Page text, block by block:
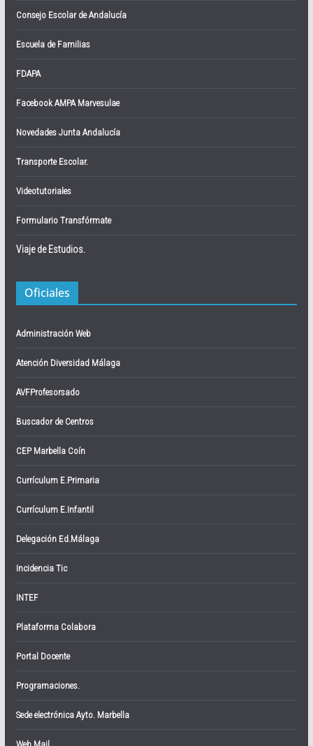
Consejo Escolar de Andalucía
Escuela de Familias
FDAPA
Facebook AMPA Marvesulae
Novedades Junta Andalucía
Transporte Escolar.
Videotutoriales
Formulario Transfórmate
Viaje de Estudios.
Oficiales
Administración Web
Atención Diversidad Málaga
AVFProfesorsado
Buscador de Centros
CEP Marbella Coín
Currículum E.Primaria
Currículum E.Infantil
Delegación Ed.Málaga
Incidencia Tic
INTEF
Plataforma Colabora
Portal Docente
Programaciones.
Sede electrónica Ayto. Marbella